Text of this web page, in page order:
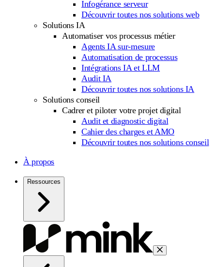
Infogérance serveur
Découvrir toutes nos solutions web
Solutions IA
Automatiser vos processus métier
Agents IA sur-mesure
Automatisation de processus
Intégrations IA et LLM
Audit IA
Découvrir toutes nos solutions IA
Solutions conseil
Cadrer et piloter votre projet digital
Audit et diagnostic digital
Cahier des charges et AMO
Découvrir toutes nos solutions conseil
À propos
Ressources